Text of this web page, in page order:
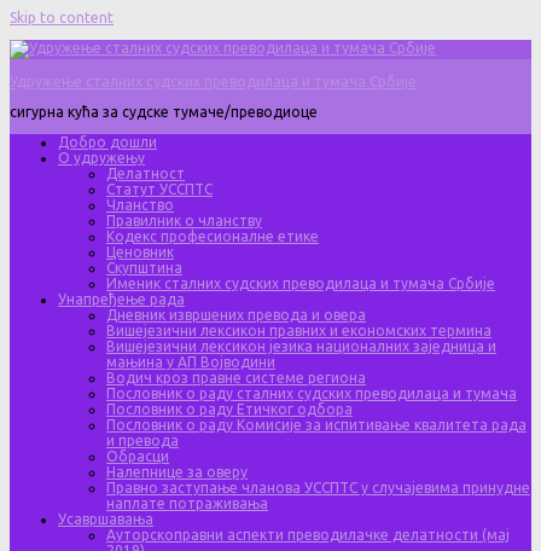
Skip to content
Удружење сталних судских преводилаца и тумача Србије
сигурна кућа за судске тумаче/преводиоце
Добро дошли
О удружењу
Делатност
Статут УССПТС
Чланство
Правилник о чланству
Кодекс професионалне етике
Ценовник
Скупштина
Именик сталних судских преводилаца и тумача Србије
Унапређење рада
Дневник извршених превода и овера
Вишејезични лексикон правних и економских термина
Вишејезични лексикон језика националних заједница и
мањина у АП Војводини
Водич кроз правне системе региона
Пословник о раду сталних судских преводилаца и тумача
Пословник о раду Етичког одбора
Пословник о раду Комисије за испитивање квалитета рада
и превода
Обрасци
Налепнице за оверу
Правно заступање чланова УССПТС у случајевима принудне
наплате потраживања
Усавршавања
Ауторскоправни аспекти преводилачке делатности (мај